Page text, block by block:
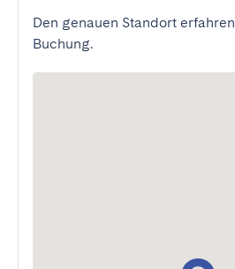
Den genauen Standort
Buchung.